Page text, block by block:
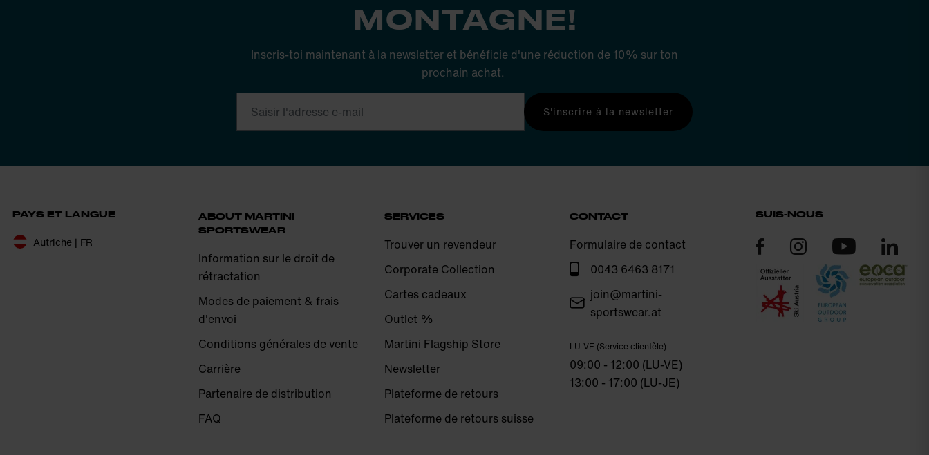
MONTAGNE!
Inscris-toi maintenant à la newsletter et bénéficie d'une réduction de 10% sur ton
prochain achat.
S'inscrire à la newsletter
PAYS ET LANGUE
Autriche | FR
ABOUT MARTINI
SPORTSWEAR
Information sur le droit de
rétractation
Modes de paiement & frais
d'envoi
Conditions générales de vente
Carrière
Partenaire de distribution
FAQ
SERVICES
Trouver un revendeur
Corporate Collection
Cartes cadeaux
Outlet %
Martini Flagship Store
Newsletter
Plateforme de retours
Plateforme de retours suisse
CONTACT
Formulaire de contact
0043 6463 8171
join@martini-
sportswear.at
LU-VE (Service clientèle)
09:00 - 12:00 (LU-VE)
13:00 - 17:00 (LU-JE)
SUIS-NOUS